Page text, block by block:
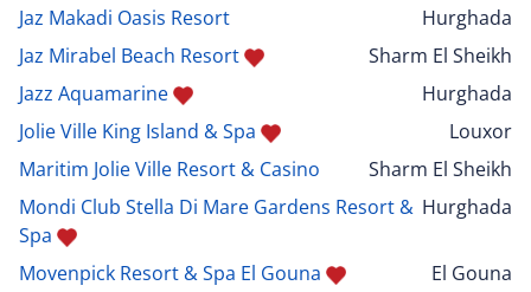
Jaz Makadi Oasis Resort
Hurghada
Jaz Mirabel Beach Resort
Sharm El Sheikh
Jazz Aquamarine
Hurghada
Jolie Ville King Island & Spa
Louxor
Maritim Jolie Ville Resort & Casino
Sharm El Sheikh
Mondi Club Stella Di Mare Gardens Resort &
Spa
Hurghada
Movenpick Resort & Spa El Gouna
El Gouna